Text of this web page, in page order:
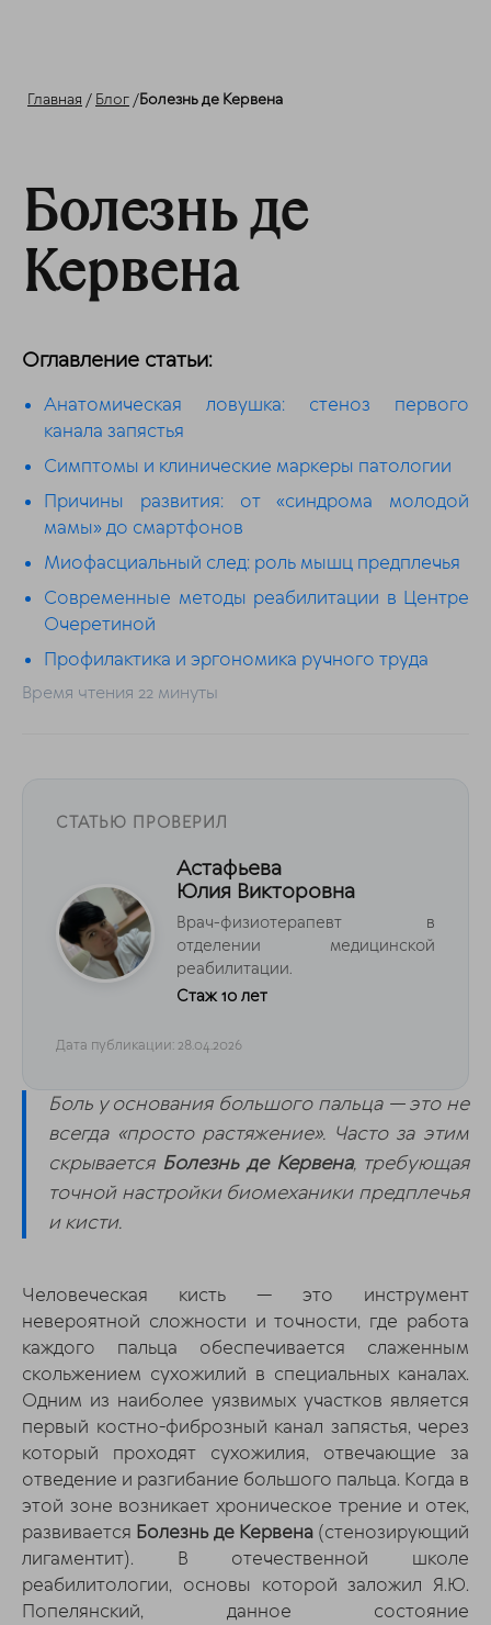
Главная / Блог /Болезнь де Кервена
Болезнь де
Кервена
Оглавление статьи:
Анатомическая ловушка: стеноз первого
канала запястья
Симптомы и клинические маркеры патологии
Причины развития: от «синдрома молодой
мамы» до смартфонов
Миофасциальный след: роль мышц предплечья
Современные методы реабилитации в Центре
Очеретиной
Профилактика и эргономика ручного труда
Время чтения 22 минуты
СТАТЬЮ ПРОВЕРИЛ
Астафьева
Юлия Викторовна
Врач-физиотерапевт в
отделении медицинской
реабилитации.
Стаж 10 лет
Дата публикации: 28.04.2026
Боль у основания большого пальца — это не
всегда «просто растяжение». Часто за этим
скрывается Болезнь де Кервена, требующая
точной настройки биомеханики предплечья
и кисти.
Человеческая кисть — это инструмент
невероятной сложности и точности, где работа
каждого пальца обеспечивается слаженным
скольжением сухожилий в специальных каналах.
Одним из наиболее уязвимых участков является
первый костно-фиброзный канал запястья, через
который проходят сухожилия, отвечающие за
отведение и разгибание большого пальца. Когда в
этой зоне возникает хроническое трение и отек,
развивается Болезнь де Кервена(стенозирующий
лигаментит). В отечественной школе
реабилитологии, основы которой заложил Я.Ю.
Попелянский, данное состояние